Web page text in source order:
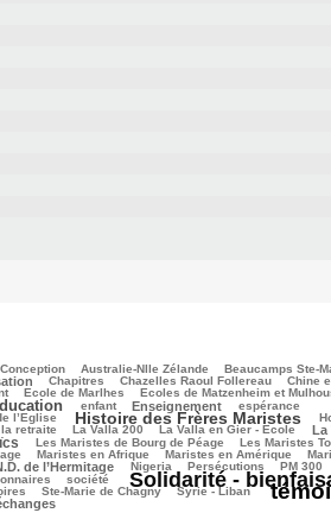
Australie-Nlle Zélande Beaucamps Ste-
Chapitres Chazelles Raoul Follereau Chine
Ecole de Marlhes Ecoles de Matzenheim et
enfant Enseignement espérance
l’Eglise Histoire des Frères Maristes
la retraite La Valla 200 La Valla en Gier - Ecole
Les Maristes de Bourg de Péage Les Maristes
Maristes en Afrique Maristes en Amérique
de l’Hermitage Nigeria Persécutions PM 300
société Solidarité -
Ste-Marie de Chagny Syrie - Liban